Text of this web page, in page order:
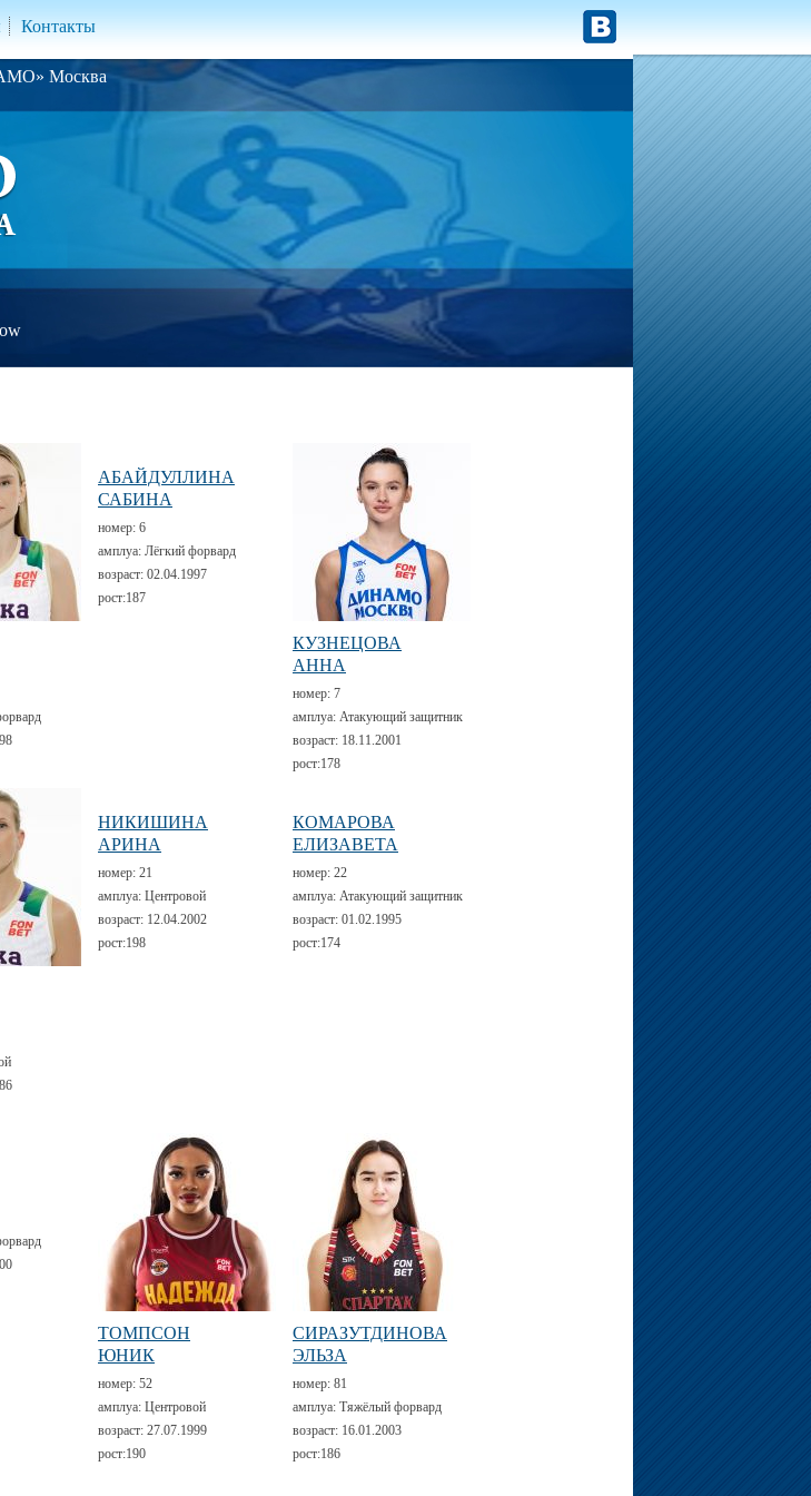
Контакты
Москва
АБАЙДУЛЛИНА
САБИНА
номер: 6
амплуа: Лёгкий форвард
возраст: 02.04.1997
рост:187
КУЗНЕЦОВА
АННА
номер: 7
амплуа: Атакующий защитник
возраст: 18.11.2001
рост:178
НИКИШИНА
АРИНА
номер: 21
амплуа: Центровой
возраст: 12.04.2002
рост:198
КОМАРОВА
ЕЛИЗАВЕТА
номер: 22
амплуа: Атакующий защитник
возраст: 01.02.1995
рост:174
ТОМПСОН
ЮНИК
номер: 52
амплуа: Центровой
возраст: 27.07.1999
рост:190
СИРАЗУТДИНОВА
ЭЛЬЗА
номер: 81
амплуа: Тяжёлый форвард
возраст: 16.01.2003
рост:186